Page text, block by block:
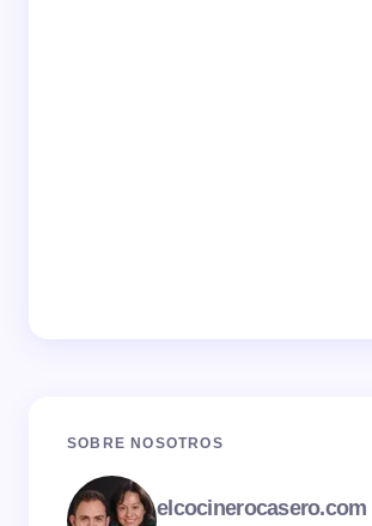
SOBRE NOSOTROS
elcocinerocasero.com